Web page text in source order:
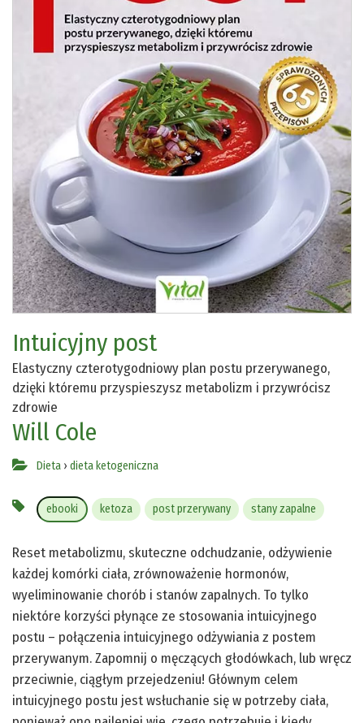
Intuicyjny post
Elastyczny czterotygodniowy plan postu przerywanego,
dzięki któremu przyspieszysz metabolizm i przywrócisz
zdrowie
Will Cole
Dieta › dieta ketogeniczna
ebooki ketoza post przerywany stany zapalne
Reset metabolizmu, skuteczne odchudzanie, odżywienie
każdej komórki ciała, zrównoważenie hormonów,
wyeliminowanie chorób i stanów zapalnych. To tylko
niektóre korzyści płynące ze stosowania intuicyjnego
postu – połączenia intuicyjnego odżywiania z postem
przerywanym. Zapomnij o męczących głodówkach, lub wręcz
przeciwnie, ciągłym przejedzeniu! Głównym celem
intuicyjnego postu jest wsłuchanie się w potrzeby ciała,